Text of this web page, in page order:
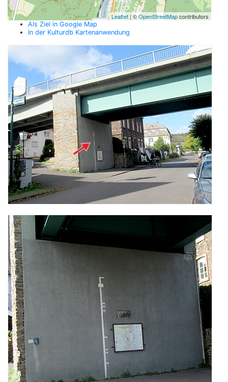
Leaflet| ©OpenStreetMapcontributors
Als Ziel in Google Map
In der Kulturdb Kartenanwendung